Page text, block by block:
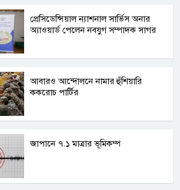
প্রেসিডেন্সিয়াল ন্যাশনাল সার্ভিস অনার
অ্যাওয়ার্ড পেলেন নবযুগ সম্পাদক সাগর
আবারও আন্দোলনে নামার হুঁশিয়ারি
ককরোচ পার্টির
জাপানে ৭.১ মাত্রার ভূমিকম্প